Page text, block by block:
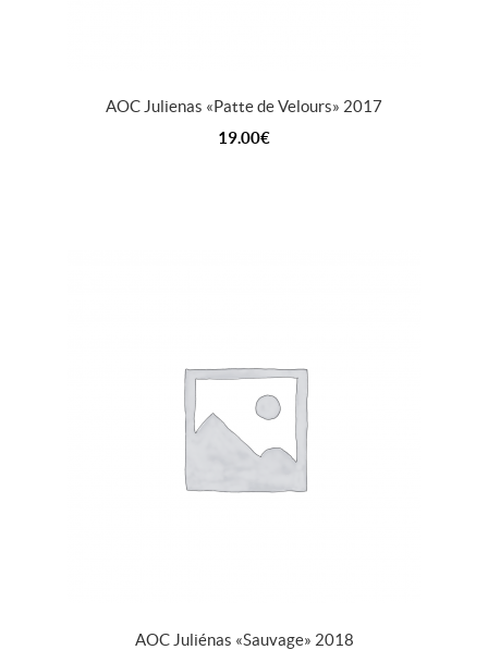
AOC Julienas « Patte de Velours » 2017
19.00€
AOC Juliénas « Sauvage » 2018